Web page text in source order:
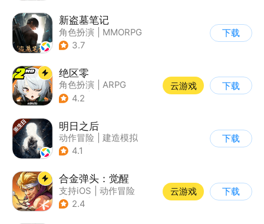
新盗墓笔记
角色扮演
MMORPG
| 冒险
3.7
下载
绝区零
角色扮演
ARPG
| 冒险
4.2
云游戏 下载
明日之后
动作冒险
建造模拟
| 丧尸
4.1
下载
合金弹头：觉醒
支持iOS
动作冒险
| 射击
2.4
云游戏 下载